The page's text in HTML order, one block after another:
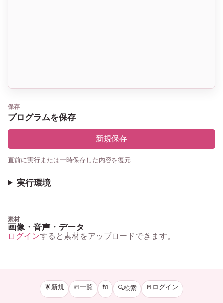
保存
プログラムを保存
新規保存
直前に実行または一時保存した内容を復元
実行環境
素材
画像・音声・データ
ログインすると素材をアップロードできます。
🌟新規 📒一覧 🔌 🔍検索 🚪ログイン